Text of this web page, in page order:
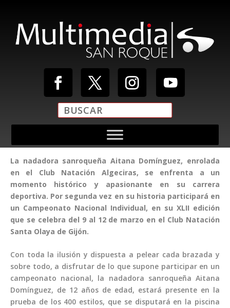
La nadadora sanroqueña Aitana Domínguez, enrolada
en el Club Natación Algeciras, se enfrenta a un
momento histórico y apasionante en su carrera
deportiva. Por segunda vez en su historia participará en
un Campeonato Nacional Individual, en su XLII edición
que se celebra del 9 al 12 de marzo en el Club Natación
Santa Olaya de Gijón.
Con toda la ilusión y dispuesta a pelear cada brazada y
sobre todo, a disfrutar de lo que supone participar en un
campeonato nacional, la nadadora sanroqueña Aitana
Domínguez, de 12 años de edad, estará presente en la
prueba de los 400 estilos, que se disputará en la piscina